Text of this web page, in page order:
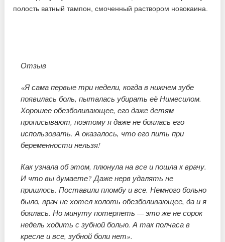
Отзыв
«Я сама первые три недели, когда в нижнем зубе
появилась боль, пыталась убирать её Нимесилом.
Хорошее обезболивающее, его даже детям
прописывают, поэтому я даже не боялась его
использовать. А оказалось, что его пить при
беременности нельзя!
Как узнала об этом, плюнула на все и пошла к врачу.
И что вы думаете? Даже нерв удалять не
пришлось. Поставили пломбу и все. Немного больно
было, врач не хотел колоть обезболивающее, да и я
боялась. Но минуту потерпеть — это же не сорок
недель ходить с зубной болью. А так полчаса в
кресле и все, зубной боли нет».